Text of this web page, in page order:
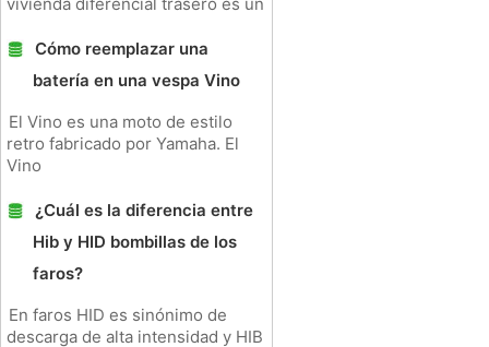
Cómo reemplazar una
batería en una vespa Vino
El Vino es una moto de estilo
retro fabricado por Yamaha. El
Vino
¿Cuál es la diferencia entre
Hib y HID bombillas de los
faros?
En faros HID es sinónimo de
descarga de alta intensidad y HIB